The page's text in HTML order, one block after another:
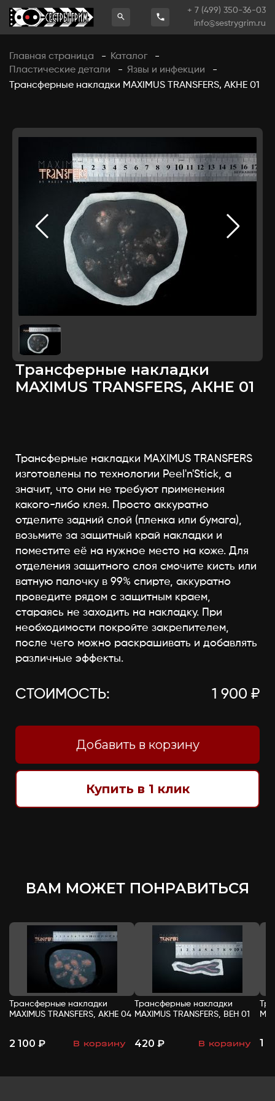
+ 7 (499) 350-36-03
info@sestrygrim.ru
Главная страница - Каталог
-
Пластические детали
- Язвы и инфекции
-
Трансферные накладки MAXIMUS TRANSFERS, АКНЕ 01
Трансферные накладки
MAXIMUS TRANSFERS, АКНЕ 01
Трансферные накладки MAXIMUS TRANSFERS
изготовлены по технологии Peel'n'Stick, а
значит, что они не требуют применения
какого-либо клея. Просто аккуратно
отделите задний слой (пленка или бумага),
возьмите за защитный край накладки и
поместите её на нужное место на коже. Для
отделения защитного слоя смочите кисть или
ватную палочку в 99% спирте, аккуратно
проведите рядом с защитным краем,
стараясь не заходить на накладку. При
необходимости покройте закрепителем,
после чего можно раскрашивать и добавлять
различные эффекты.
СТОИМОСТЬ: 1 900 ₽
Добавить в корзину
Купить в 1 клик
ВАМ МОЖЕТ ПОНРАВИТЬСЯ
Трансферные накладки
MAXIMUS TRANSFERS, АКНЕ 04
2 100 ₽ В корзину
- +
Трансферные накладки
MAXIMUS TRANSFERS, ВЕН 01
420 ₽ В корзину
- + 1